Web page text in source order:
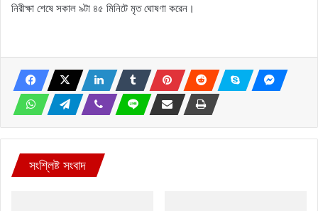
নিরীক্ষা শেষে সকাল ৯টা ৪৫ মিনিটে মৃত ঘোষণা করেন।
সংশ্লিষ্ট সংবাদ